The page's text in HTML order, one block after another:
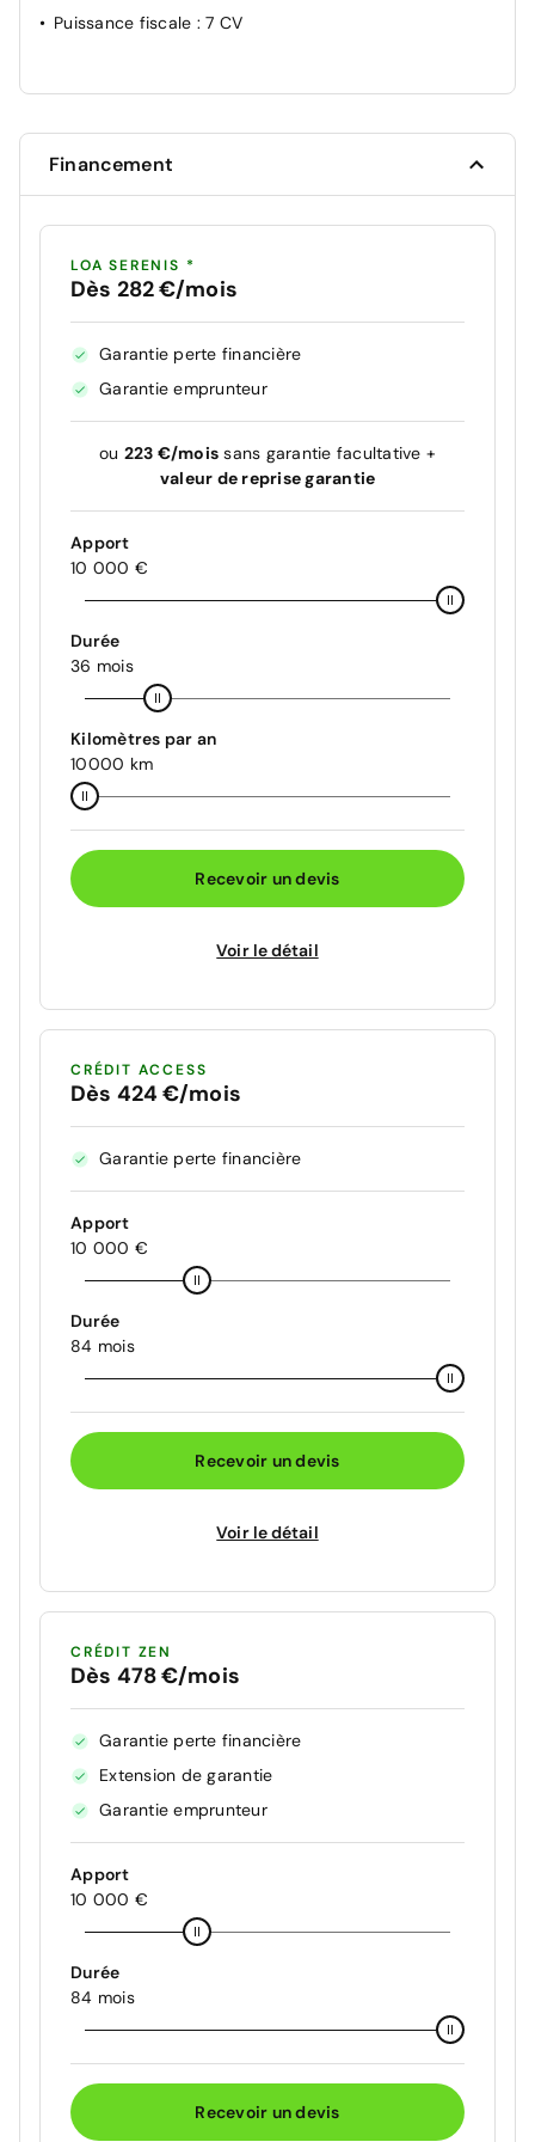
Puissance fiscale : 7 CV
Financement
LOA SERENIS *
Dès 282 €/mois
Garantie perte financière
Garantie emprunteur
ou 223 €/mois sans garantie facultative +
valeur de reprise garantie
Apport
10 000 €
Durée
36 mois
Kilomètres par an
10000 km
Recevoir un devis
Voir le détail
CRÉDIT ACCESS
Dès 424 €/mois
Garantie perte financière
Apport
10 000 €
Durée
84 mois
Recevoir un devis
Voir le détail
CRÉDIT ZEN
Dès 478 €/mois
Garantie perte financière
Extension de garantie
Garantie emprunteur
Apport
10 000 €
Durée
84 mois
Recevoir un devis